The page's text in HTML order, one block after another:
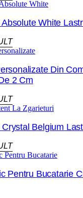
White
Din
2 Cm
Belgium
Pentru Bucatarie